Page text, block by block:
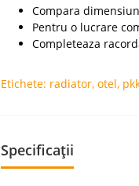
Compara
Pentru o lucrare
Completeaza
Etichete: radiator, otel,
Specificații